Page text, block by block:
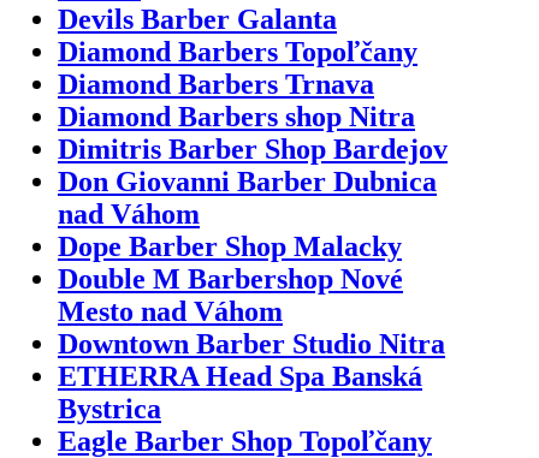
Devils Barber Galanta
Diamond Barbers Topoľčany
Diamond Barbers Trnava
Diamond Barbers shop Nitra
Dimitris Barber Shop Bardejov
Don Giovanni Barber Dubnica
nad Váhom
Dope Barber Shop Malacky
Double M Barbershop Nové
Mesto nad Váhom
Downtown Barber Studio Nitra
ETHERRA Head Spa Banská
Bystrica
Eagle Barber Shop Topoľčany